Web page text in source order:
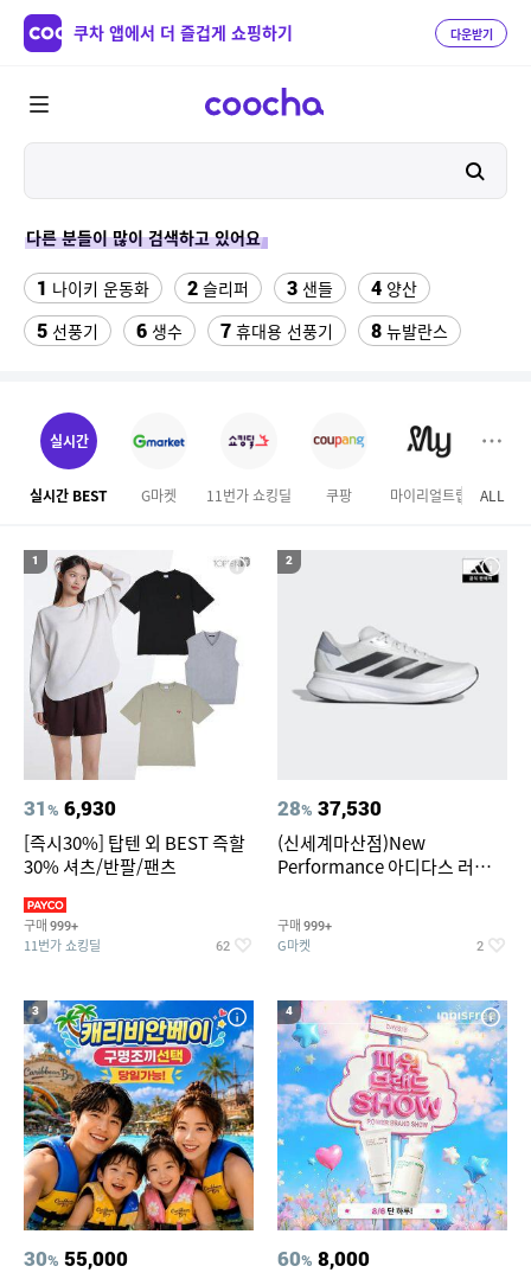
쿠차 앱에서 더 즐겁게 쇼핑하기 다운받기
다른 분들이 많이 검색하고 있어요
1 나이키 운동화 2 슬리퍼 3 샌들 4 양산
5 선풍기 6 생수 7 휴대용 선풍기 8 뉴발란스
12 rnrn 러닝조끼
15 속초 체스터톤스 17 메가커피
18 무대의상 19 휴지 20 블루원 ALL
실시간
실시간 BEST G마켓 11번가 쇼킹딜 쿠팡 마이리얼트립 GS
1
31% 6,930
[즉시30%] 탑텐 외 BEST 즉할
30% 셔츠/반팔/팬츠
구매 999+
11번가 쇼킹딜 62
2
28% 37,530
(신세계마산점)New
Performance 아디다스 러닝화
구매 999+
G마켓 2
3
30% 55,000
4
60% 8,000